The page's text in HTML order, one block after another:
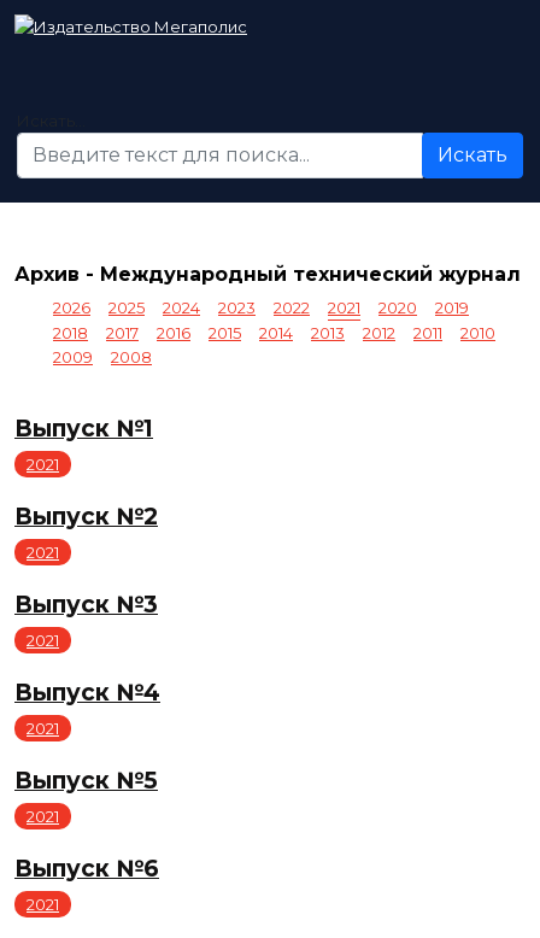
Искать
Архив - Международный технический журнал
2026 2025 2024 2023 2022 2021 2020
2019
2018
2017 2016 2015 2014 2013 2012 2011
2010
2009
2008
Выпуск №1
2021
Выпуск №2
2021
Выпуск №3
2021
Выпуск №4
2021
Выпуск №5
2021
Выпуск №6
2021